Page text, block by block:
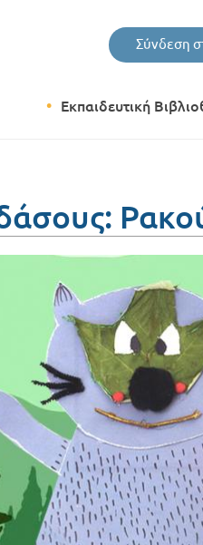
Σύνδεση
Εκπαιδευτική